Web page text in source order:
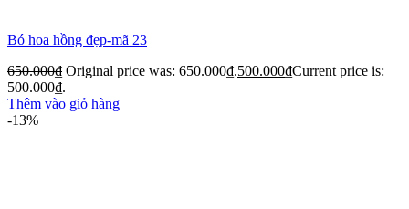
Bó hoa hồng đẹp-mã 23
650.000₫ Original price was: 650.000₫.500.000₫Current price is:
500.000₫.
Thêm vào giỏ hàng
-13%